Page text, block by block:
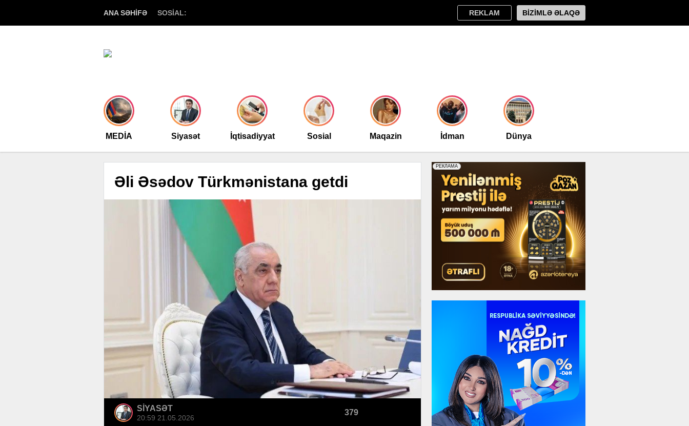
ANA SƏHİFƏ SOSİAL: REKLAM BİZİMLƏ ƏLAQƏ
MEDİA Siyasət İqtisadiyyat Sosial Maqazin İdman Dünya
Əli Əsədov Türkmənistana getdi
SİYASƏT
20:59 21.05.2026
379